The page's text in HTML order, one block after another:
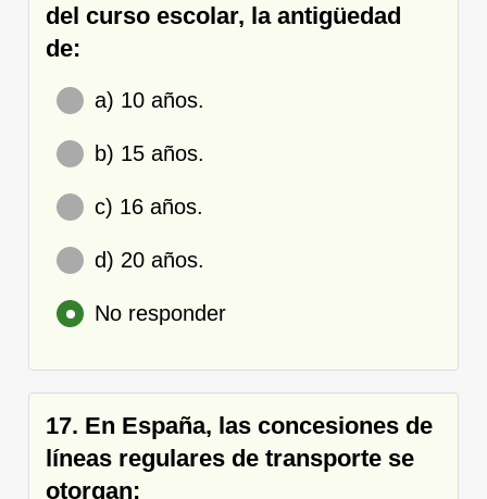
del curso escolar, la antigüedad
de:
a) 10 años.
b) 15 años.
c) 16 años.
d) 20 años.
No responder
17. En España, las concesiones de
líneas regulares de transporte se
otorgan: